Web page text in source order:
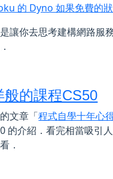
的 Dyno 如果免費的
讓你去思考建構網路服
般的課程CS50
文章「程式自學十年心
的介紹．看完相當吸引
．